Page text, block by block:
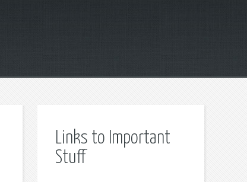
Links to Important
Stuff